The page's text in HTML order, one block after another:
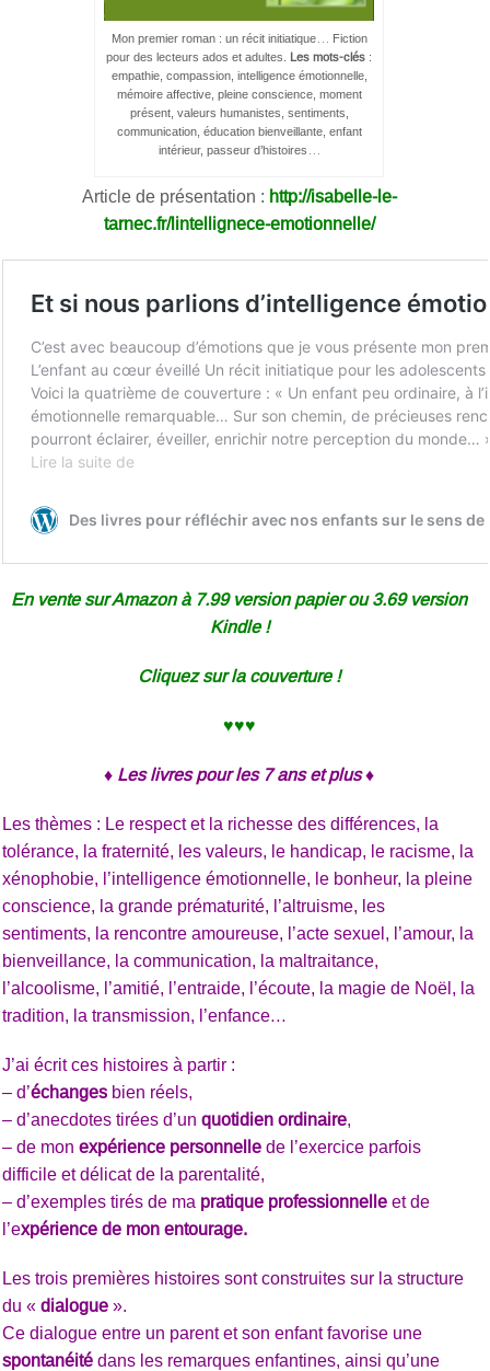
Mon premier roman : un récit initiatique… Fiction
pour des lecteurs ados et adultes. Les mots-clés :
empathie, compassion, intelligence émotionnelle,
mémoire affective, pleine conscience, moment
présent, valeurs humanistes, sentiments,
communication, éducation bienveillante, enfant
intérieur, passeur d’histoires…
Article de présentation : http://isabelle-le-
tarnec.fr/lintellignece-emotionnelle/
En vente sur Amazon à 7.99 version papier ou 3.69 version
Kindle !
Cliquez sur la couverture !
♥♥♥
♦ Les livres pour les 7 ans et plus ♦
Les thèmes : Le respect et la richesse des différences, la
tolérance, la fraternité, les valeurs, le handicap, le racisme, la
xénophobie, l’intelligence émotionnelle, le bonheur, la pleine
conscience, la grande prématurité, l’altruisme, les
sentiments, la rencontre amoureuse, l’acte sexuel, l’amour, la
bienveillance, la communication, la maltraitance,
l’alcoolisme, l’amitié, l’entraide, l’écoute, la magie de Noël, la
tradition, la transmission, l’enfance…
J’ai écrit ces histoires à partir :
– d’échanges bien réels,
– d’anecdotes tirées d’unquotidien ordinaire,
– de monexpérience personnelle de l’exercice parfois
difficile et délicat de la parentalité,
– d’exemples tirés de ma pratique professionnelle et de
l’expérience de mon entourage.
Les trois premières histoires sont construites sur la structure
du «dialogue».
Ce dialogue entre un parent et son enfant favorise une
spontanéité dans les remarques enfantines, ainsi qu’une